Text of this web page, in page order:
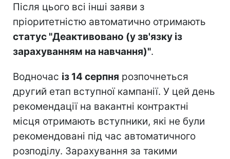
Після цього всі інші заяви з
пріоритетністю автоматично отримають
статус "Деактивовано (у зв'язку із
зарахуванням на навчання)".
Водночас із 14 серпня розпочнеться
другий етап вступної кампанії. У цей день
рекомендації на вакантні контрактні
місця отримають вступники, які не були
рекомендовані під час автоматичного
розподілу. Зарахування за такими